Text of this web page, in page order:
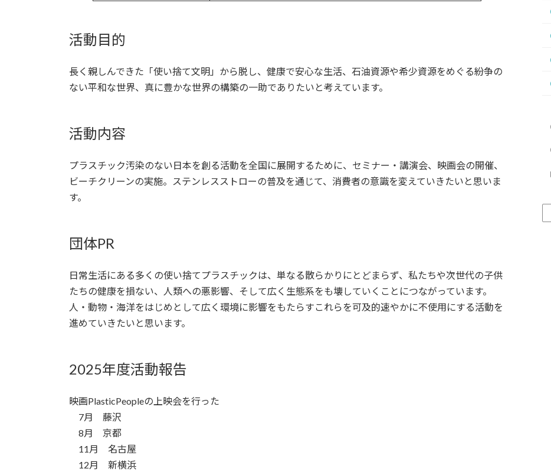
活動目的
長く親しんできた「使い捨て文明」から脱し、健康で安心な生活、石油資源や希少資源をめぐる紛争の
ない平和な世界、真に豊かな世界の構築の一助でありたいと考えています。
活動内容
プラスチック汚染のない日本を創る活動を全国に展開するために、セミナー・講演会、映画会の開催、
ビーチクリーンの実施。ステンレスストローの普及を通じて、消費者の意識を変えていきたいと思いま
す。
団体PR
日常生活にある多くの使い捨てプラスチックは、単なる散らかりにとどまらず、私たちや次世代の子供
たちの健康を損ない、人類への悪影響、そして広く生態系をも壊していくことにつながっています。
人・動物・海洋をはじめとして広く環境に影響をもたらすこれらを可及的速やかに不使用にする活動を
進めていきたいと思います。
2025年度活動報告
映画PlasticPeopleの上映会を行った
7月 藤沢
8月 京都
11月 名古屋
12月 新横浜